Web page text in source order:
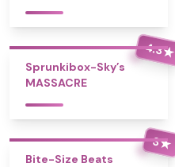
4.3★
Sprunkibox-Sky’s
MASSACRE
3★
Bite-Size Beats